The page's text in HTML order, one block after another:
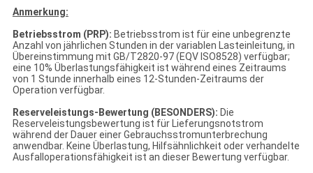
Anmerkung:
Betriebsstrom (PRP): Betriebsstrom ist für eine unbegrenzte
Anzahl von jährlichen Stunden in der variablen Lasteinleitung, in
Übereinstimmung mit GB/T2820-97 (EQV ISO8528) verfügbar;
eine 10% Überlastungsfähigkeit ist während eines Zeitraums
von 1 Stunde innerhalb eines 12-Stunden-Zeitraums der
Operation verfügbar.
Reserveleistungs-Bewertung (BESONDERS): Die
Reserveleistungsbewertung ist für Lieferungsnotstrom
während der Dauer einer Gebrauchsstromunterbrechung
anwendbar. Keine Überlastung, Hilfsähnlichkeit oder verhandelte
Ausfalloperationsfähigkeit ist an dieser Bewertung verfügbar.